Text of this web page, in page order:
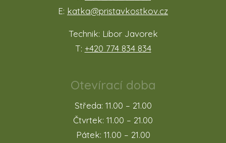
E: katka@pristavkostkov.cz
Technik: Libor Javorek
T: +420 774 834 834
Otevírací doba
Středa: 11.00 – 21.00
Čtvrtek: 11.00 – 21.00
Pátek: 11.00 – 21.00